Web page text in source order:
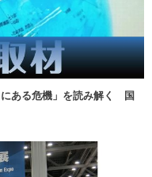
にある危機」を読み解く 国